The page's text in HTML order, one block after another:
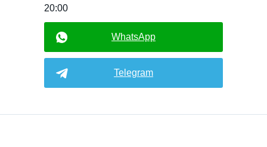
20:00
Telegram
WhatsApp